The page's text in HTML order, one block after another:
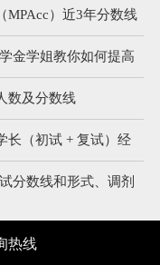
MPAcc）近3年分数线
金学姐教你如何提高
数及分数线
长（初试 + 复试）经
分数线和形式、调剂
热线